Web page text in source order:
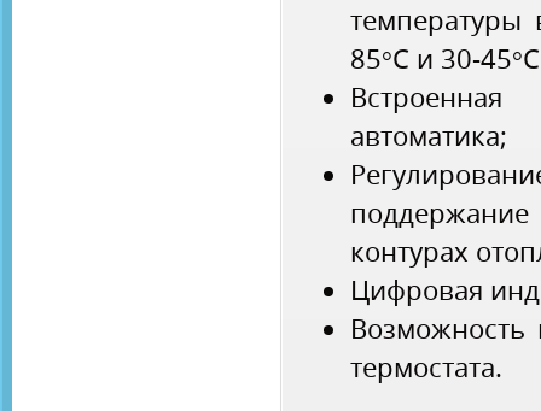
температуры
85°С и 30-
автоматика;
контурах
Цифровая
Возможность
термостата.